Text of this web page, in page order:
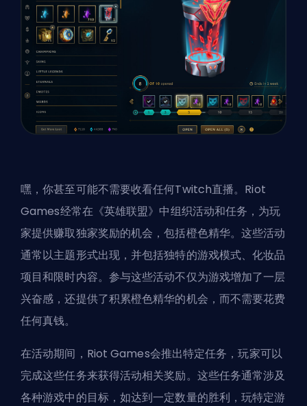
嘿，你甚至可能不需要收看任何Twitch直播。Riot
Games经常在《英雄联盟》中组织活动和任务，为玩
家提供赚取独家奖励的机会，包括橙色精华。这些活动
通常以主题形式出现，并包括独特的游戏模式、化妆品
项目和限时内容。参与这些活动不仅为游戏增加了一层
兴奋感，还提供了积累橙色精华的机会，而不需要花费
任何真钱。
在活动期间，Riot Games会推出特定任务，玩家可以
完成这些任务来获得活动相关奖励。这些任务通常涉及
各种游戏中的目标，如达到一定数量的胜利，玩特定游